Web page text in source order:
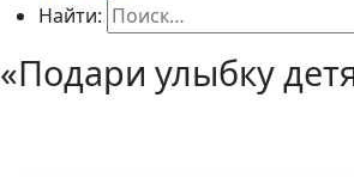
Найти:
«Подари улыбку